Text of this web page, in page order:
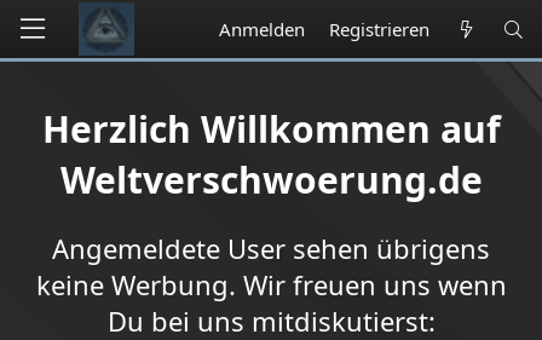
Anmelden Registrieren
Herzlich Willkommen auf
Weltverschwoerung.de
Angemeldete User sehen übrigens
keine Werbung. Wir freuen uns wenn
Du bei uns mitdiskutierst: